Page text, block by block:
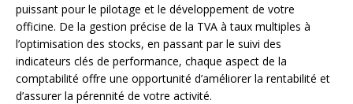
puissant pour le pilotage et le développement de votre
officine. De la gestion précise de la TVA à taux multiples à
l’optimisation des stocks, en passant par le suivi des
indicateurs clés de performance, chaque aspect de la
comptabilité offre une opportunité d’améliorer la rentabilité et
d’assurer la pérennité de votre activité.